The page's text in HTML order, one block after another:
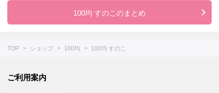
100均 すのこのまとめ
TOP ショップ 100均 100均 すのこ
ご利用案内